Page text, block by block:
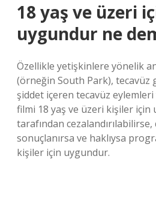
18 yaş ve üzeri
uygundur ne
Özellikle yetişkinlere yönelik
(örneğin South Park), tecavüz
şiddet içeren tecavüz
filmi 18 yaş ve üzeri kişiler için
tarafından
sonuçlanırsa ve haklıysa
kişiler için uygundur.